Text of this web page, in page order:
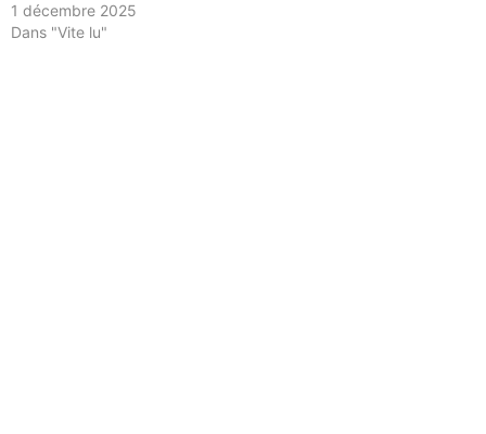
1 décembre 2025
Dans "Vite lu"